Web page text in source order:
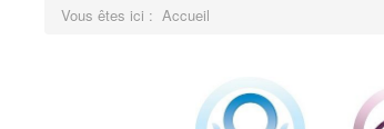
Vous êtes ici : Accueil